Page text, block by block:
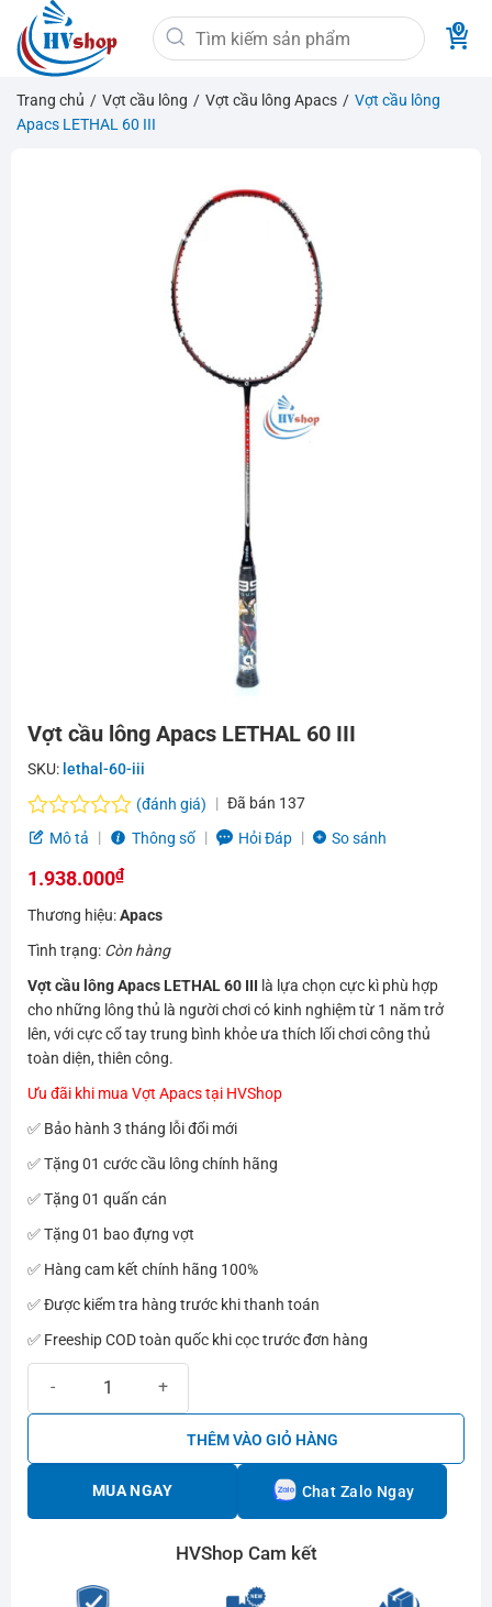
qua
nội
dung
Tìm
kiếm:
Trang chủ / Vợt cầu lông / Vợt cầu lông Apacs / Vợt cầu lông
Apacs LETHAL 60 III
Vợt cầu lông Apacs LETHAL 60 III
SKU: lethal-60-iii
Được
hạng
5
sao
(đánh giá) Đã bán 137
Mô tả
Thông số Hỏi Đáp So sánh
1.938.000₫
Thương hiệu:Apacs
Tình trạng: Còn hàng
Vợt cầu lông Apacs LETHAL 60 III là lựa chọn cực kì phù hợp
cho những lông thủ là người chơi có kinh nghiệm từ 1 năm trở
lên, với cực cổ tay trung bình khỏe ưa thích lối chơi công thủ
toàn diện, thiên công.
Ưu đãi khi mua Vợt Apacs tại HVShop
✅ Bảo hành 3 tháng lỗi đổi mới
✅ Tặng 01 cước cầu lông chính hãng
✅ Tặng 01 quấn cán
✅ Tặng 01 bao đựng vợt
✅ Hàng cam kết chính hãng 100%
✅ Được kiểm tra hàng trước khi thanh toán
✅ Freeship COD toàn quốc khi cọc trước đơn hàng
THÊM VÀO GIỎ HÀNG
MUA NGAY Chat Zalo Ngay
HVShop Cam kết